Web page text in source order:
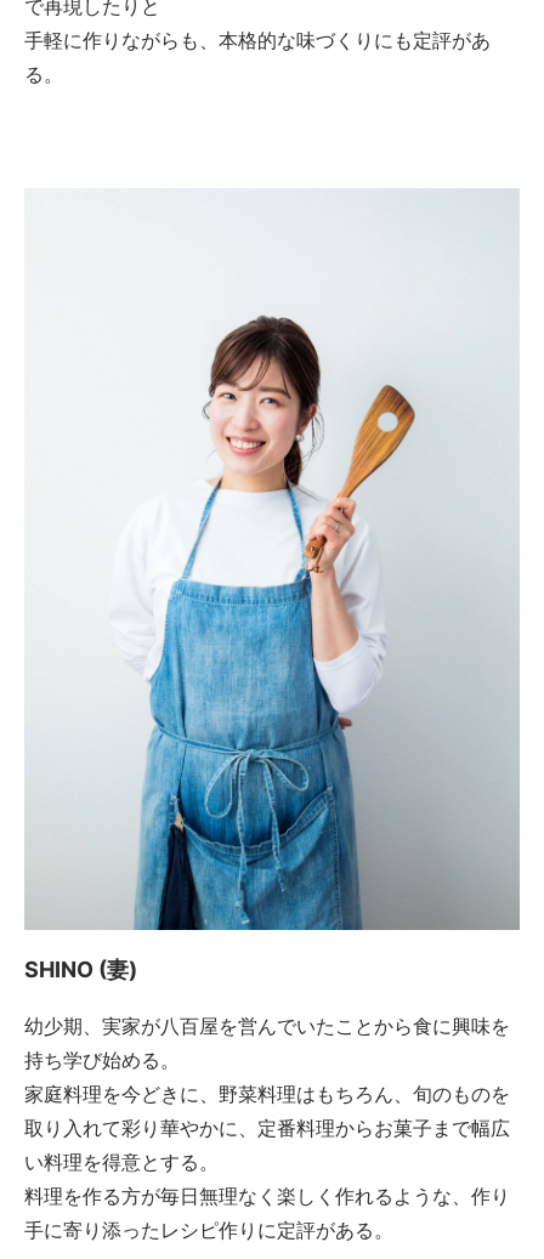
で再現したりと
手軽に作りながらも、本格的な味づくりにも定評があ
る。
SHINO (妻)
幼少期、実家が八百屋を営んでいたことから食に興味を
持ち学び始める。
家庭料理を今どきに、野菜料理はもちろん、旬のものを
取り入れて彩り華やかに、定番料理からお菓子まで幅広
い料理を得意とする。
料理を作る方が毎日無理なく楽しく作れるような、作り
手に寄り添ったレシピ作りに定評がある。